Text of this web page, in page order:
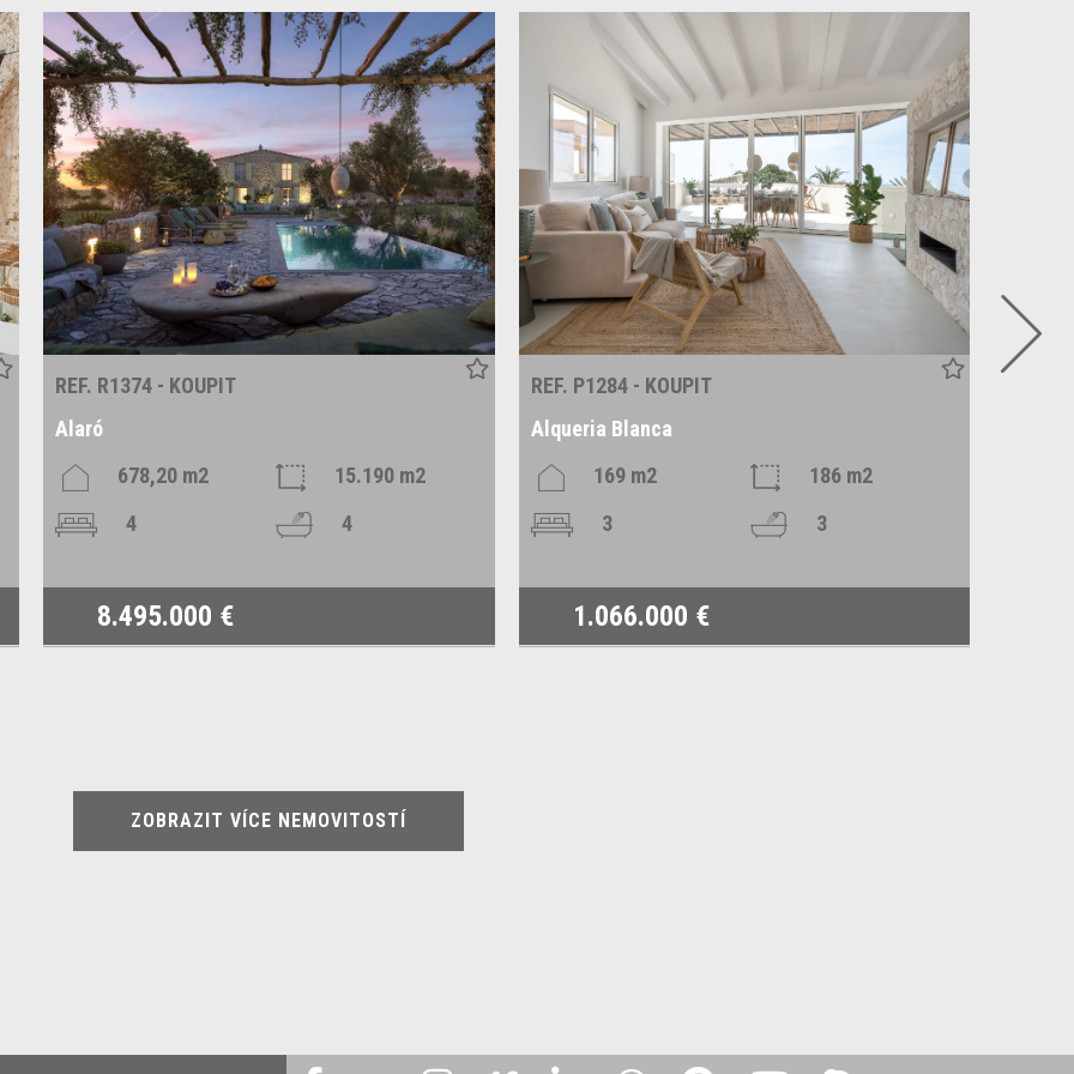
REF. R1374 - KOUPIT
Alaró
678,20 m2
15.190 m2
4
4
8.495.000 €
REF. P1284 - KOUPIT
Alqueria Blanca
169 m2
186 m2
3
3
1.066.000 €
ZOBRAZIT VÍCE NEMOVITOSTÍ